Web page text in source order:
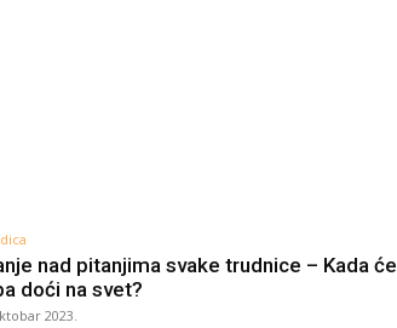
nad pitanjima svake trudnice – Kada će
doći na svet?
2023.